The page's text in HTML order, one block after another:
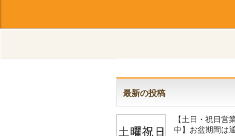
最新の投稿
【土日・祝日営
中】お盆期間は